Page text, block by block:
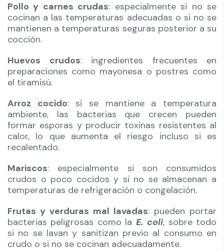
Pollo y carnes crudas: especialmente si no se
cocinan a las temperaturas adecuadas o si no se
mantienen a temperaturas seguras posterior a su
cocción.
Huevos crudos: ingredientes frecuentes en
preparaciones como mayonesa o postres como
el tiramisú.
Arroz cocido: si se mantiene a temperatura
ambiente, las bacterias que crecen pueden
formar esporas y producir toxinas resistentes al
calor, lo que aumenta el riesgo incluso si es
recalentado.
Mariscos: especialmente si son consumidos
crudos o poco cocidos y si no se almacenan a
temperaturas de refrigeración o congelación.
Frutas y verduras mal lavadas: pueden portar
bacterias peligrosas como la E. coli, sobre todo
si no se lavan y sanitizan previo al consumo en
crudo o si no se cocinan adecuadamente.